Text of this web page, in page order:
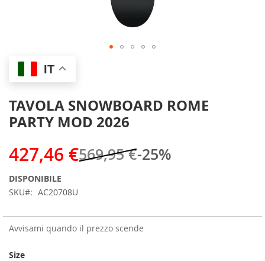
IT
TAVOLA SNOWBOARD ROME
PARTY MOD 2026
427,46 €569,95 €-25%
DISPONIBILE
SKU
AC20708U
Avvisami quando il prezzo scende
Size
Skip
the
of
the